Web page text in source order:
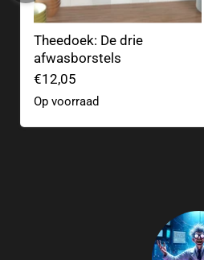
Theedoek: De drie
afwasborstels
€12,05
Op voorraad